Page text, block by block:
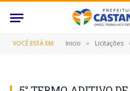
VOCÊ ESTÁ EM: Inicio » Licitações